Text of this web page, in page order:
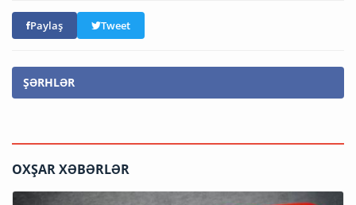
Paylaş Tweet
ŞƏRHLƏR
OXŞAR XƏBƏRLƏR